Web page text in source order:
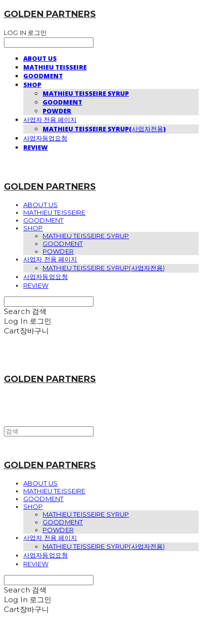
GOLDEN PARTNERS
LOG IN 로그인
ABOUT US
MATHIEU TEISSEIRE
GOODMENT
SHOP
MATHIEU TEISSEIRE SYRUP
GOODMENT
POWDER
사업자 전용 페이지
MATHIEU TEISSEIRE SYRUP(사업자전용)
사업자등업요청
REVIEW
GOLDEN PARTNERS
ABOUT US
MATHIEU TEISSEIRE
GOODMENT
SHOP
MATHIEU TEISSEIRE SYRUP
GOODMENT
POWDER
사업자 전용 페이지
MATHIEU TEISSEIRE SYRUP(사업자전용)
사업자등업요청
REVIEW
Search 검색
Log In 로그인
Cart장바구니
GOLDEN PARTNERS
GOLDEN PARTNERS
ABOUT US
MATHIEU TEISSEIRE
GOODMENT
SHOP
MATHIEU TEISSEIRE SYRUP
GOODMENT
POWDER
사업자 전용 페이지
MATHIEU TEISSEIRE SYRUP(사업자전용)
사업자등업요청
REVIEW
Search 검색
Log In 로그인
Cart장바구니